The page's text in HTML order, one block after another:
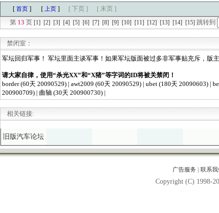
[ 首页 ] [ 上页 ] [ 下页 ]
[ 末页 ]
第 13 页 [1] [2] [3] [4] [5] [6] [7] [8] [9] [10] [11] [12] [13] [14] [15] 跳转到
禁闭室：
相关链接:
旧版汽车论坛
广告服务 | 联系
Copyright (C) 1998-